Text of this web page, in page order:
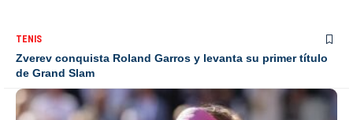
TENIS
Zverev conquista Roland Garros y levanta su primer título
de Grand Slam